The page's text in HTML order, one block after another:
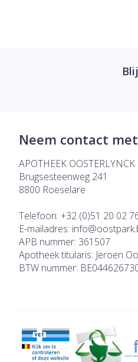
Neem contact
APOTHEEK
Brugsesteenweg 241
8800 Roeselare
Telefoon: +32 (0)51 20 02
E-mailadres: info@
APB nummer: 361507
Apotheek titularis: Jeroen
BTW nummer: